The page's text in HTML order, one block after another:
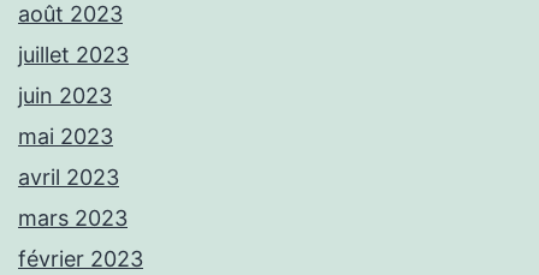
août 2023
juillet 2023
juin 2023
mai 2023
avril 2023
mars 2023
février 2023